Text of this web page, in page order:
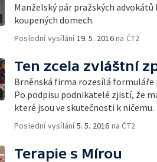
Manželský pár pražských
koupených domech.
Poslední vysílání 19. 5. 2016na ČT2
Ten zcela zvláštní
Brněnská firma rozesílá
Po podpisu podnikatelé zjistí, že
které jsou ve skutečnosti k ničemu.
Poslední vysílání5. 5. 2016 na ČT2
Terapie s Mírou